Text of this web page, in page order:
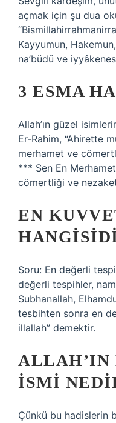
açmak için şu dua
Kayyumun,
na’büdü ve
3 ESMA
Allah’ın güzel
Er-Rahim, “Ahirette
merhamet ve
*** Sen En
cömertliği ve nezaketi
EN
Soru: En değerli
değerli tespihler,
Subhanallah,
tesbihten sonra en
illallah” demektir.
ALLAH’IN
ISMI
Çünkü bu hadislerin